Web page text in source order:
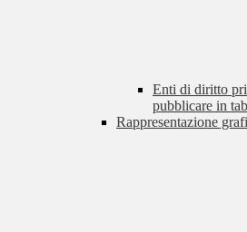
Enti di diritto
pubblicare in
Rappresentazione